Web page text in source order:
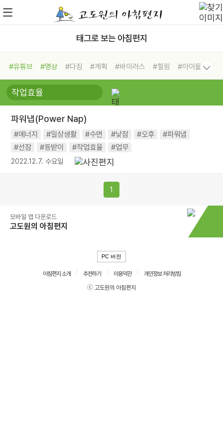
태그로 보는 아침편지
#유튜브 #명상 #다짐 #계획 #바이러스 #힐링
#아이들
#비전캠프
#독서캠프 #삶
#희망
#나눔 #친구 #링컨학교
#독서
#건강 #면역력
파워냅(Power Nap)
#에너지 #일상생활 #수면 #낮잠 #오후
#파워냅
#선잠
#등받이 #작업효율 #업무
2022.12.7. 수요일
1
모바일 앱 다운로드
고도원의 아침편지
PC 버전
아침편지 소개 추천하기 이용약관
개인정보 처리방침
ⓒ 고도원의 아침편지